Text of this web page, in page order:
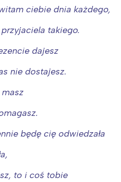
ciebie dnia każdego,
takiego.
dajesz
nie dostajesz.
będę cię odwiedzała
to i coś tobie